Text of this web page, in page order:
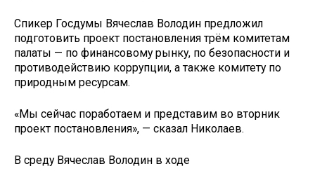
Спикер Госдумы Вячеслав Володин предложил
подготовить проект постановления трём комитетам
палаты — по финансовому рынку, по безопасности и
противодействию коррупции, а также комитету по
природным ресурсам.
«Мы сейчас поработаем и представим во вторник
проект постановления», — сказал Николаев.
В среду Вячеслав Володин в ходе